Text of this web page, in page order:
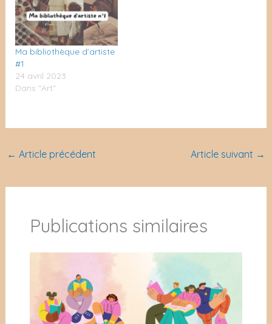
Ma bibliothèque d’artiste
#1
24 avril 2023
Dans "Art"
← Article précédent Article suivant →
Publications similaires